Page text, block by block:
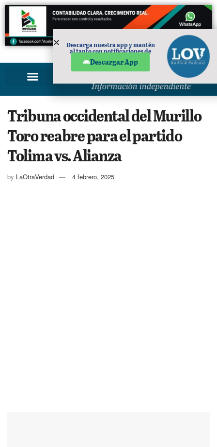
PUBLICIDAD
Tribuna occidental del Murillo
Toro reabre para el partido
Tolima vs. Alianza
by LaOtraVerdad 4 febrero, 2025
Descarga nuestra app y mantén
al tanto con notificaciones de
Descargar App